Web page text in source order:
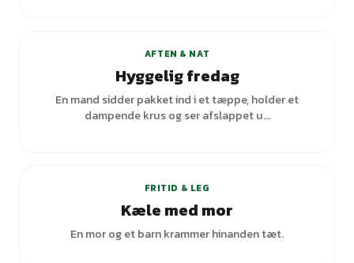
AFTEN & NAT
Hyggelig fredag
En mand sidder pakket ind i et tæppe, holder et
dampende krus og ser afslappet u...
FRITID & LEG
Kæle med mor
En mor og et barn krammer hinanden tæt.